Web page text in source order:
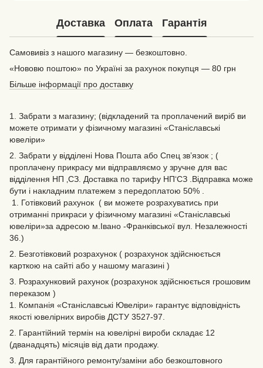
Доставка Оплата Гарантія
Самовивіз з нашого магазину — безкоштовно.
«Нововю поштою» по Україні за рахунок покупця — 80 грн
Більше інформації про доставку
1. Забрати з магазину; (відкладений та проплачений виріб ви
можете отримати у фізичному магазині «Станіславські
ювеліри»
2. Забрати у відділені Нова Пошта або Спец зв’язок ; (
проплачену прикрасу ми відправляємо у зручне для вас
відділення НП ‚СЗ. Доставка по тарифу НП‘СЗ .Відправка може
бути і накладним платежем з передоплатою 50% .
1. Готівковий рахунок ( ви можете розрахуватись при
отриманні прикраси у фізичному магазині «Станіславські
ювеліри»за адресою м.Івано -Франківської вул. Незалежності
36.)
2. Безготівковий розрахунок ( розрахунок здійснюється
карткою на сайті або у нашому магазині )
3. Розрахунковий рахунок (розрахунок здійснюється грошовим
переказом )
1. Компанія «Станіславські Ювеліри» гарантує відповідність
якості ювелірних виробів ДСТУ 3527-97.
2. Гарантійний термін на ювелірні вироби складає 12
(дванадцять) місяців від дати продажу.
3. Для гарантійного ремонту/заміни або безкоштовного